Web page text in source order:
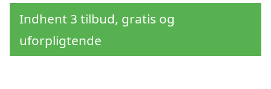
Indhent 3 tilbud, gratis og
uforpligtende